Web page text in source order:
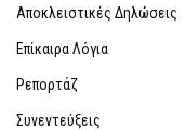
Αποκλειστικές Δηλώσεις
Επίκαιρα Λόγια
Ρεπορτάζ
Συνεντεύξεις